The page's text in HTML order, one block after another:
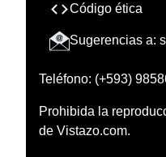
Código ética
Sugerencias a:
Teléfono: (+593)
Prohibida la
de Vistazo.com.